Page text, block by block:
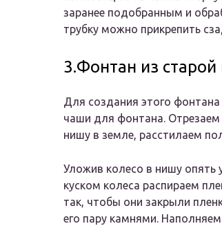
заранее подобранным и
трубку можно прикрепить
3.Фонтан из
Для создания этого
чаши для фонтана. Отрезаем
нишу в земле, расстилаем
Уложив колесо в нишу опять
куском колеса распираем
так, чтобы они закрыли
его пару камнями.